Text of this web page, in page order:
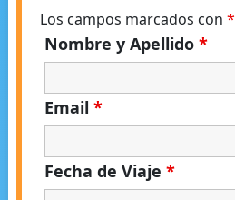
Los campos marcados con *
Nombre y Apellido *
Email *
Fecha de Viaje *